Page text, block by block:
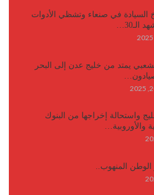
السيادة في صنعاء وتشظي الأدوات
الـ30…
يمتد من خليج عدن إلى البحر
واستحالة إخراجها من البنوك
والأوروبية…
المنهوب..